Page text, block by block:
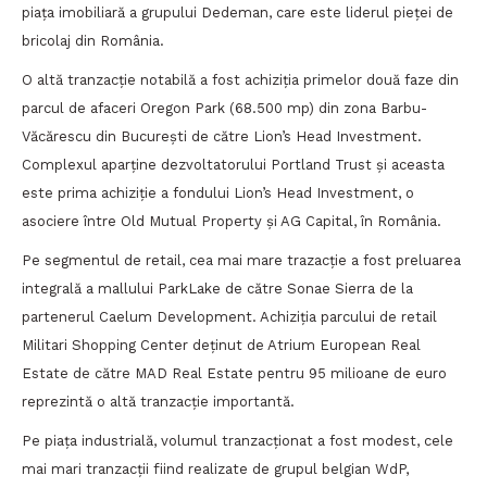
piața imobiliară a grupului Dedeman, care este liderul pieței de
bricolaj din România.
O altă tranzacție notabilă a fost achiziția primelor două faze din
parcul de afaceri Oregon Park (68.500 mp) din zona Barbu-
Văcărescu din București de către Lion’s Head Investment.
Complexul aparține dezvoltatorului Portland Trust și aceasta
este prima achiziție a fondului Lion’s Head Investment, o
asociere între Old Mutual Property și AG Capital, în România.
Pe segmentul de retail, cea mai mare trazacție a fost preluarea
integrală a mallului ParkLake de către Sonae Sierra de la
partenerul Caelum Development. Achiziția parcului de retail
Militari Shopping Center deținut de Atrium European Real
Estate de către MAD Real Estate pentru 95 milioane de euro
reprezintă o altă tranzacție importantă.
Pe piața industrială, volumul tranzacționat a fost modest, cele
mai mari tranzacții fiind realizate de grupul belgian WdP,